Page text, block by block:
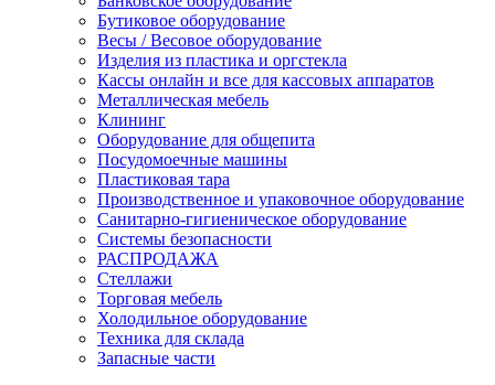
Бутиковое оборудование
Весы / Весовое оборудование
Изделия из пластика и оргстекла
Кассы онлайн и все для кассовых аппаратов
Металлическая мебель
Клининг
Оборудование для общепита
Посудомоечные машины
Пластиковая тара
Производственное и упаковочное оборудование
Санитарно-гигиеническое оборудование
Системы безопасности
РАСПРОДАЖА
Стеллажи
Торговая мебель
Холодильное оборудование
Техника для склада
Запасные части